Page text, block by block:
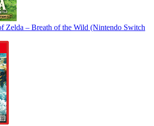
Zelda – Breath of the Wild (Nintendo Switch